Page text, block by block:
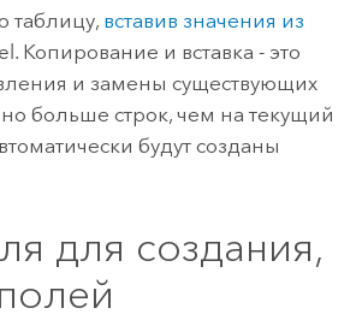
таблицу, вставив значения из
Копирование и вставка - это
и замены существующих
больше строк, чем на текущий
будут созданы
для создания,